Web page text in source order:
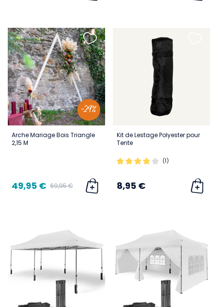
-29%
Arche Mariage Bois Triangle
2,15 M
49,95 € 69,95 €
Kit de Lestage Polyester pour
Tente
(1)
8,95 €